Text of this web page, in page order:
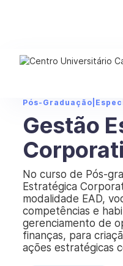
Pós-Graduação
Gestão
No curso de Pós-
Estratégica
modalidade EAD,
competências e
gerenciamento de
finanças, para
ações estratégicas